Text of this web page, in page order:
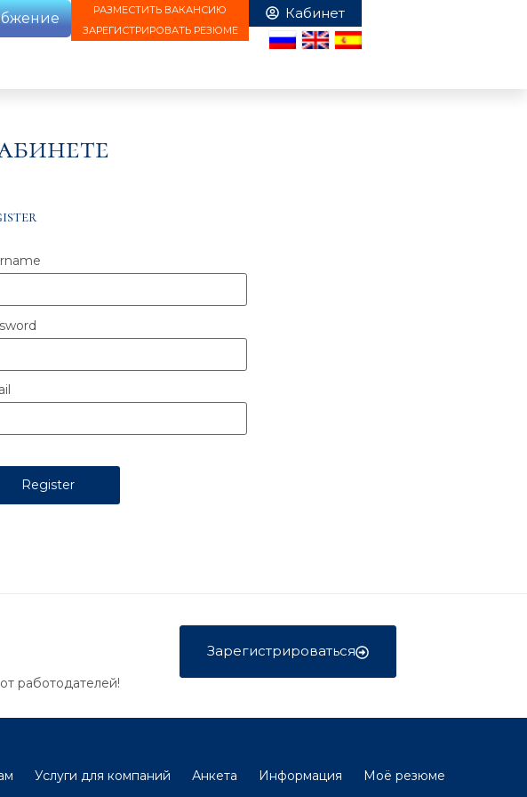
РАЗМЕСТИТЬ ВАКАНСИЮ
ЗАРЕГИСТРИРОВАТЬ РЕЗЮМЕ
работодателей!
Зарегистрироваться
Услуги для компаний Анкета Информация
Моё резюме